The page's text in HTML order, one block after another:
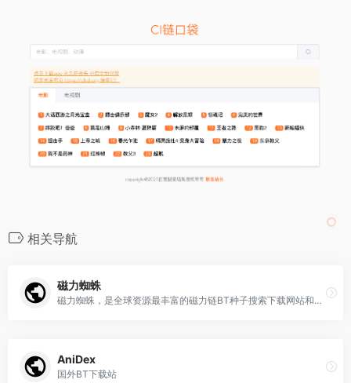
相关导航
磁力蜘蛛
磁力蜘蛛，是全球资源最丰富的磁力链BT种子搜索下载网站和垂直搜索引擎磁力蜘蛛是全球资源最丰富的磁力链BT种子搜索下载网站和垂直搜索引擎
AniDex
国外BT下载站